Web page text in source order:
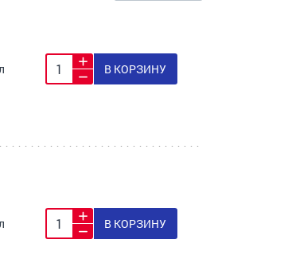
В КОРЗИНУ
В КОРЗИНУ